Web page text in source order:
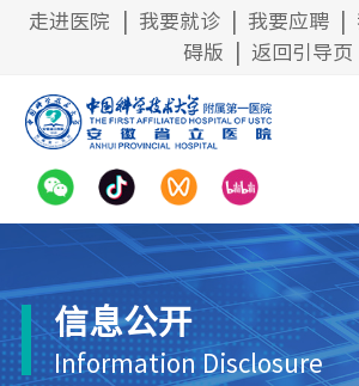
走进医院 我要就诊 我要应聘
碍版
返回引导页
信息公开
Information Disclosure